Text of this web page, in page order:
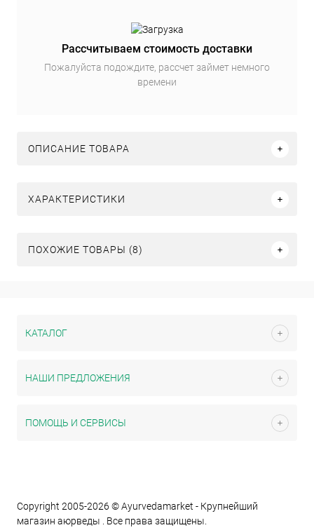
Рассчитываем стоимость доставки
Пожалуйста подождите, рассчет займет немного
времени
ОПИСАНИЕ ТОВАРА
ХАРАКТЕРИСТИКИ
ПОХОЖИЕ ТОВАРЫ (8)
КАТАЛОГ
НАШИ ПРЕДЛОЖЕНИЯ
ПОМОЩЬ И СЕРВИСЫ
Copyright 2005-2026 © Ayurvedamarket - Крупнейший
магазин аюрведы . Все права защищены.